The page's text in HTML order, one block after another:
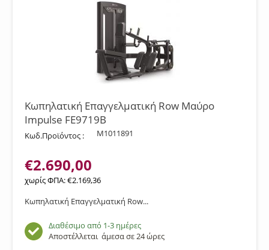
Κωπηλατική Επαγγελματική Row Μαύρο
Impulse FE9719B
Κωδ.Προϊόντος : M1011891
€2.690,00
χωρίς ΦΠΑ:€2.169,36
Κωπηλατική Επαγγελματική Row...
Διαθέσιμο από 1-3 ημέρες
Αποστέλλεται άμεσα σε 24 ώρες